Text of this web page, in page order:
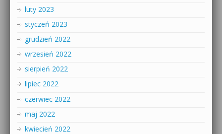
luty 2023
styczeń 2023
grudzień 2022
wrzesień 2022
sierpień 2022
lipiec 2022
czerwiec 2022
maj 2022
kwiecień 2022